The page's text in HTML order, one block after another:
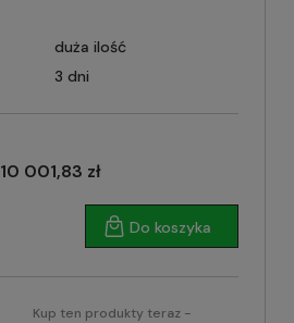
duża ilość
3 dni
10 001,83 zł
Do koszyka
Kup ten produkty teraz -